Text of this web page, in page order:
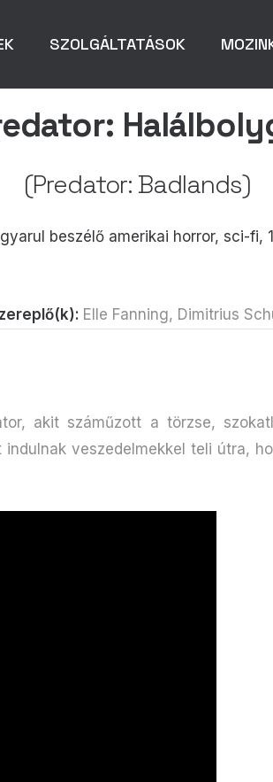
SZOLGÁLTATÁSOK
(Predator: Badlands)
beszélő amerikai horror, sci-fi,
Elle Fanning, Dimitrius
akit száműzott a törzse,
veszedelmekkel teli útra,